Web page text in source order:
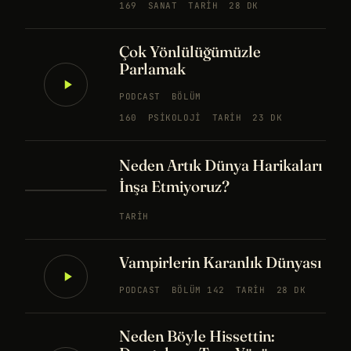
169 SANAT TARIH 28 DK
Çok Yönlülüğümüzle
Parlamak
PODCAST
BÖLÜM
160
PSIKOLOJI TARIH 23 DK
Neden Artık Dünya Harikaları
İnşa Etmiyoruz?
TARIH
Vampirlerin Karanlık Dünyası
PODCAST BÖLÜM 142 TARIH 28 DK
Neden Böyle Hissettin: